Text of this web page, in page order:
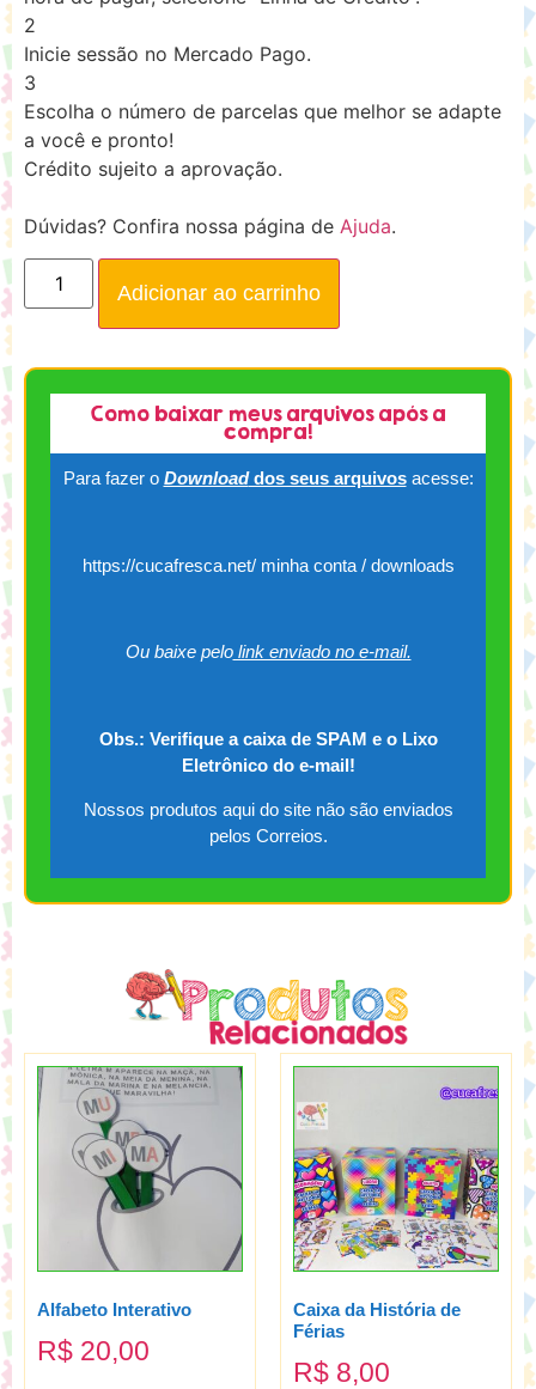
2
Inicie sessão no Mercado Pago.
3
Escolha o número de parcelas que melhor se adapte
a você e pronto!
Crédito sujeito a aprovação.
Dúvidas? Confira nossa página de Ajuda.
Adicionar ao carrinho
Como baixar meus arquivos após a
compra!
Para fazer o Downloaddos seus arquivos acesse:
https://cucafresca.net/ minha conta / downloads
Ou baixe pelolink enviado no e-mail.
Obs.: Verifique a caixa de SPAM e o Lixo
Eletrônico do e-mail!
Nossos produtos aqui do site não são enviados
pelos Correios.
Alfabeto Interativo
R$ 20,00
Caixa da História de
Férias
R$ 8,00